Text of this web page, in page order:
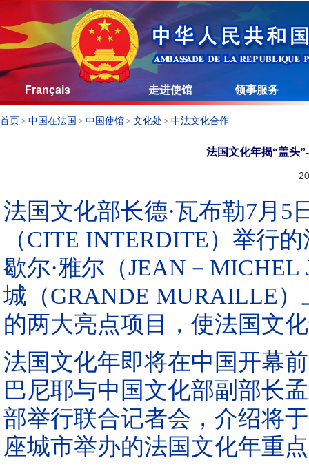
Français 走进使馆 领事服务
首页 > 中国在法国 > 中国使馆 > 文化处 > 中法文化合作
法国文化年揭“盖头
法国文化部长德·瓦布勒7月5
（CITE INTERDITE）举行
歇尔·雅尔（JEAN－
城（GRANDE MURAILLE
的两大亮点项目，使法国文
法国文化年即将在中国开幕
巴尼耶与中国文化部副部长
部举行联合记者会，介绍将
座城市举办的法国文化年重